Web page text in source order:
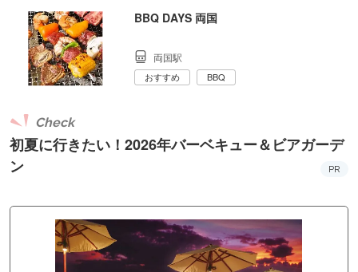
BBQ DAYS 両国
両国駅
おすすめ BBQ
初夏に行きたい！2026年バーベキュー＆ビアガーデ
ン
Check
PR